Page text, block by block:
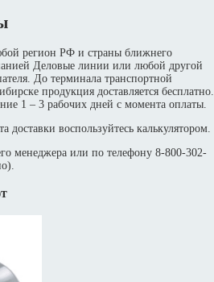
регион РФ и страны ближнего
Деловые линии или любой другой
До терминала транспортной
продукция доставляется бесплатно.
1 – 3 рабочих дней с момента оплаты.
доставки воспользуйтесь калькулятором.
менеджера или по телефону 8-800-302-